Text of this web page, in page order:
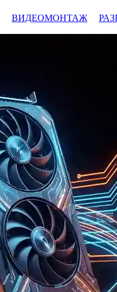
ВИДЕОМОНТАЖ